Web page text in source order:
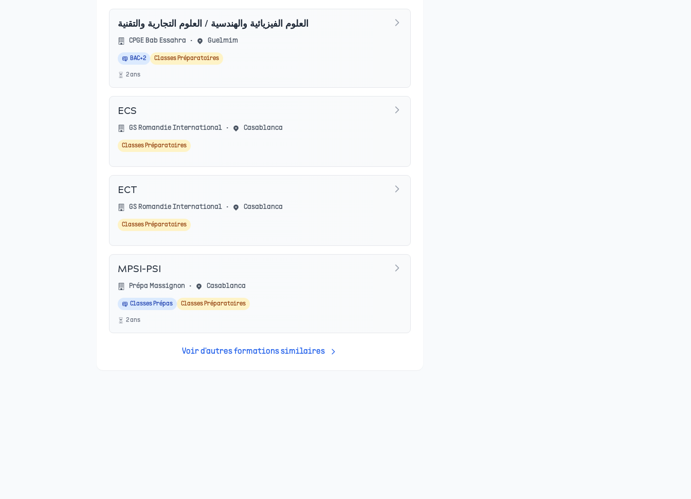
العلوم الفيزيائية والهندسية / العلوم التجارية والتقنية
CPGE Bab Essahra • Guelmim
BAC+2 Classes Préparatoires
2ans
ECS
GS Romandie International • Casablanca
Classes Préparatoires
ECT
GS Romandie International • Casablanca
Classes Préparatoires
MPSI-PSI
Prépa Massignon • Casablanca
Classes Prépas Classes Préparatoires
2ans
Voir d'autres formations similaires